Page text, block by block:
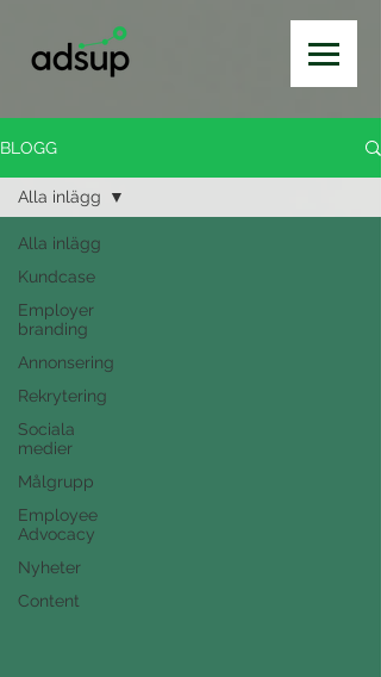
BLOGG
Alla inlägg
Kundcase
Employer
branding
Annonsering
Rekrytering
Sociala
medier
Målgrupp
Employee
Advocacy
Nyheter
Content
Alla inlägg